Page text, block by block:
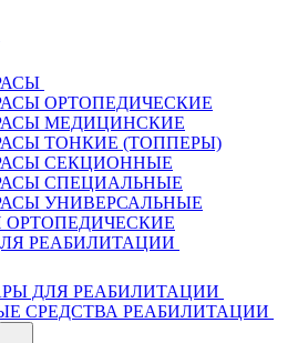
ОРТОПЕДИЧЕСКИЕ
МЕДИЦИНСКИЕ
ТОНКИЕ (ТОППЕРЫ)
СЕКЦИОННЫЕ
СПЕЦИАЛЬНЫЕ
УНИВЕРСАЛЬНЫЕ
РЕАБИЛИТАЦИИ
ДЛЯ РЕАБИЛИТАЦИИ
СРЕДСТВА РЕАБИЛИТАЦИИ